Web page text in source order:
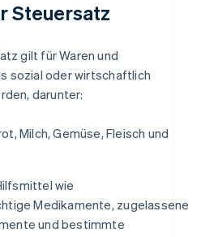
Steuersatz
gilt für Waren und
sozial oder wirtschaftlich
darunter:
Milch, Gemüse, Fleisch und
wie
Medikamente, zugelassene
und bestimmte